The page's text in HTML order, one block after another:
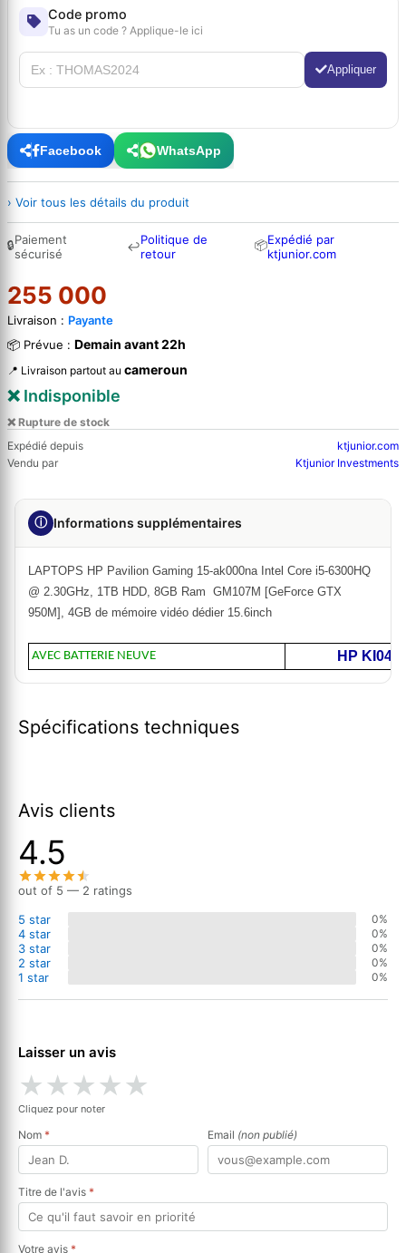
Code promo
Tu as un code ? Applique-le ici
Appliquer
Facebook WhatsApp
› Voir tous les détails du produit
🔒Paiement
sécurisé
↩Politique de
retour
📦Expédié par
ktjunior.com
255 000
Livraison : Payante
📦 Prévue : Demain avant 22h
📍 Livraison partout au cameroun
❌ Indisponible
❌ Rupture de stock
Expédié depuis
ktjunior.com
Vendu par
Ktjunior Investments
ⓘ Informations supplémentaires
LAPTOPS HP Pavilion Gaming 15-ak000na Intel Core i5-6300HQ
@ 2.30GHz, 1TB HDD, 8GB Ram GM107M [GeForce GTX
950M], 4GB de mémoire vidéo dédier 15.6inch
AVEC BATTERIE NEUVE HP KI04?
Spécifications techniques
Avis clients
4.5
out of 5 — 2 ratings
5 star
0%
4 star 0%
3 star 0%
2 star 0%
1 star 0%
Laisser un avis
★★★★★
Cliquez pour noter
Nom * Email (non publié)
Titre de l'avis *
Votre avis *